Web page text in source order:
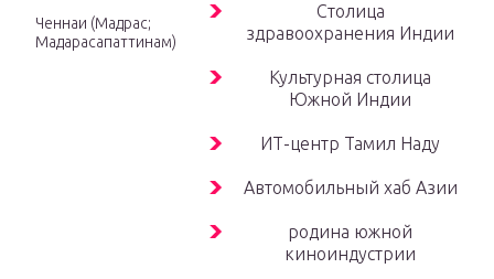
Ченнаи (Мадрас;
Мадарасапаттинам)
Столица
здравоохранения Индии
Культурная столица
Южной Индии
ИТ-центр Тамил Наду
Автомобильный хаб Азии
родина южной
киноиндустрии